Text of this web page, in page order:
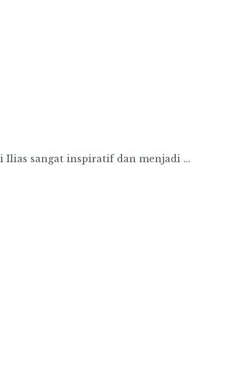
Ilias sangat inspiratif dan menjadi ...